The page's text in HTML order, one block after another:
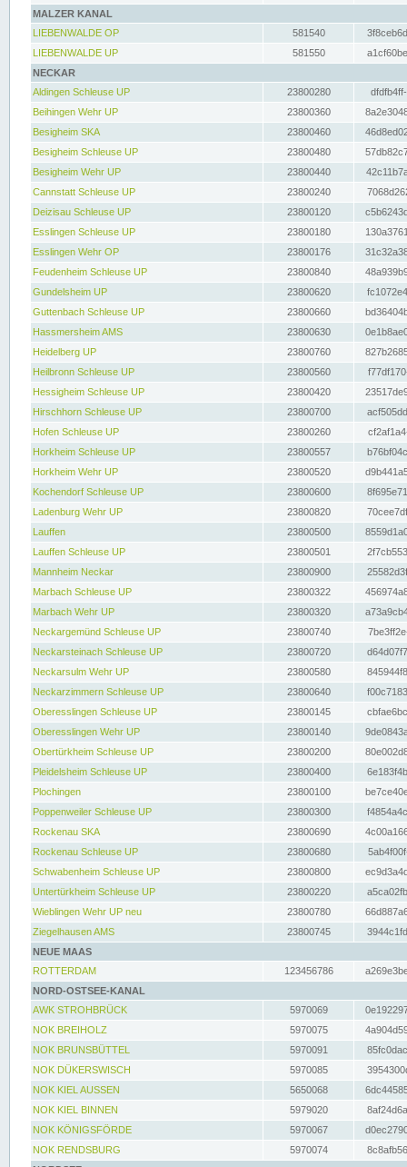
MALZER KANAL
LIEBENWALDE OP
581540
LIEBENWALDE UP
581550
NECKAR
Aldingen Schleuse UP
23800280
Beihingen Wehr UP
23800360
Besigheim SKA
23800460
Besigheim Schleuse UP
23800480
Besigheim Wehr UP
23800440
Cannstatt Schleuse UP
23800240
Deizisau Schleuse UP
23800120
Esslingen Schleuse UP
23800180
Esslingen Wehr OP
23800176
Feudenheim Schleuse UP
23800840
Gundelsheim UP
23800620
Guttenbach Schleuse UP
23800660
Hassmersheim AMS
23800630
Heidelberg UP
23800760
Heilbronn Schleuse UP
23800560
Hessigheim Schleuse UP
23800420
Hirschhorn Schleuse UP
23800700
Hofen Schleuse UP
23800260
Horkheim Schleuse UP
23800557
Horkheim Wehr UP
23800520
Kochendorf Schleuse UP
23800600
Ladenburg Wehr UP
23800820
Lauffen
23800500
Lauffen Schleuse UP
23800501
Mannheim Neckar
23800900
Marbach Schleuse UP
23800322
Marbach Wehr UP
23800320
Neckargemünd Schleuse UP
23800740
Neckarsteinach Schleuse UP
23800720
Neckarsulm Wehr UP
23800580
Neckarzimmern Schleuse UP
23800640
Oberesslingen Schleuse UP
23800145
Oberesslingen Wehr UP
23800140
Obertürkheim Schleuse UP
23800200
Pleidelsheim Schleuse UP
23800400
Plochingen
23800100
Poppenweiler Schleuse UP
23800300
Rockenau SKA
23800690
Rockenau Schleuse UP
23800680
Schwabenheim Schleuse UP
23800800
Untertürkheim Schleuse UP
23800220
Wieblingen Wehr UP neu
23800780
Ziegelhausen AMS
23800745
NEUE MAAS
ROTTERDAM
123456786
NORD-OSTSEE-KANAL
AWK STROHBRÜCK
5970069
NOK BREIHOLZ
5970075
NOK BRUNSBÜTTEL
5970091
NOK DÜKERSWISCH
5970085
NOK KIEL AUSSEN
5650068
NOK KIEL BINNEN
5979020
NOK KÖNIGSFÖRDE
5970067
NOK RENDSBURG
5970074